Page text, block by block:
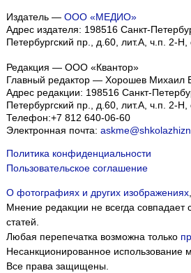
Издатель — ООО «МЕДИО»
Адрес издателя: 198516 Санкт-
Петербургский пр., д.60, лит.А, ч.п. 2-
Редакция — ООО «Квантор»
Главный редактор — Хорошев Михаил
Адрес редакции: 198516 Санкт-
Петербургский пр., д.60, лит.А, ч.п. 2-
Телефон:+7 812 640-06-60
Электронная почта:
Политика конфиденциальности
Пользовательское соглашение
О фотографиях и других изображениях
Мнение редакции не всегда совпадает
статей.
Любая перепечатка возможна только
Несанкционированное использование
Все права защищены.